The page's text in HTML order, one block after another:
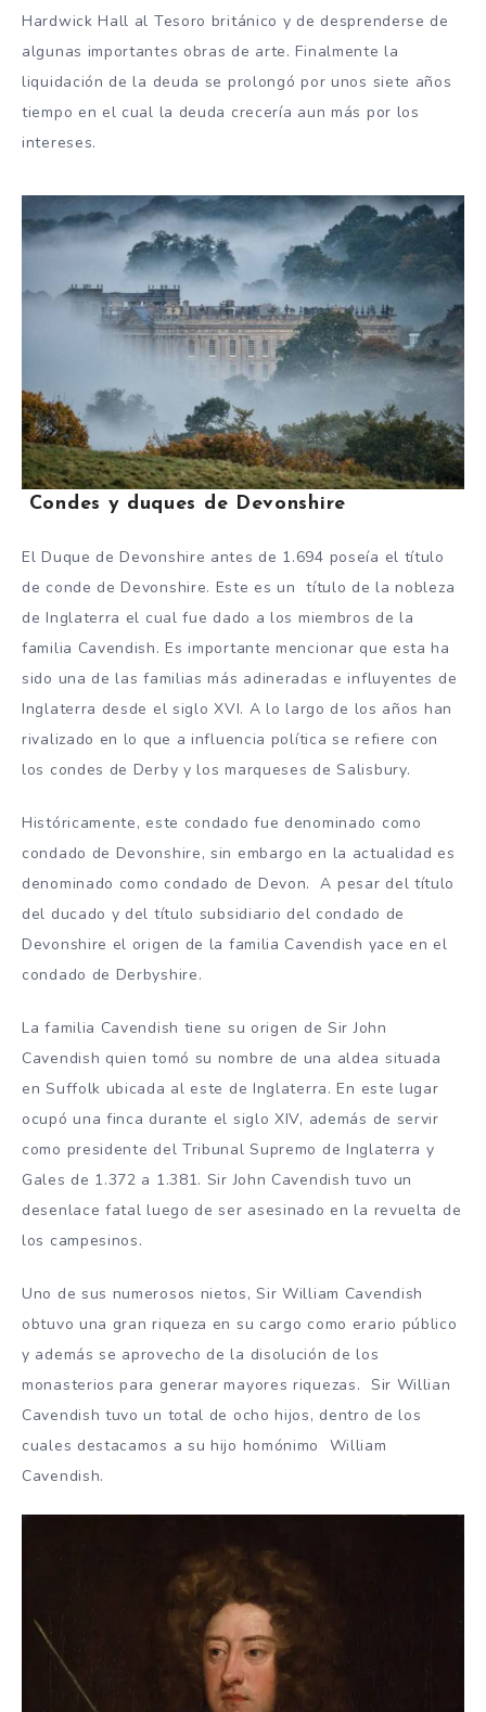
Hardwick Hall al Tesoro británico y de desprenderse de
algunas importantes obras de arte. Finalmente la
liquidación de la deuda se prolongó por unos siete años
tiempo en el cual la deuda crecería aun más por los
intereses.
Condes y duques de Devonshire
El Duque de Devonshire antes de 1.694 poseía el título
de conde de Devonshire. Este es un título de la nobleza
de Inglaterra el cual fue dado a los miembros de la
familia Cavendish. Es importante mencionar que esta ha
sido una de las familias más adineradas e influyentes de
Inglaterra desde el siglo XVI. A lo largo de los años han
rivalizado en lo que a influencia política se refiere con
los condes de Derby y los marqueses de Salisbury.
Históricamente, este condado fue denominado como
condado de Devonshire, sin embargo en la actualidad es
denominado como condado de Devon. A pesar del título
del ducado y del título subsidiario del condado de
Devonshire el origen de la familia Cavendish yace en el
condado de Derbyshire.
La familia Cavendish tiene su origen de Sir John
Cavendish quien tomó su nombre de una aldea situada
en Suffolk ubicada al este de Inglaterra. En este lugar
ocupó una finca durante el siglo XIV, además de servir
como presidente del Tribunal Supremo de Inglaterra y
Gales de 1.372 a 1.381. Sir John Cavendish tuvo un
desenlace fatal luego de ser asesinado en la revuelta de
los campesinos.
Uno de sus numerosos nietos, Sir William Cavendish
obtuvo una gran riqueza en su cargo como erario público
y además se aprovecho de la disolución de los
monasterios para generar mayores riquezas. Sir Willian
Cavendish tuvo un total de ocho hijos, dentro de los
cuales destacamos a su hijo homónimo William
Cavendish.